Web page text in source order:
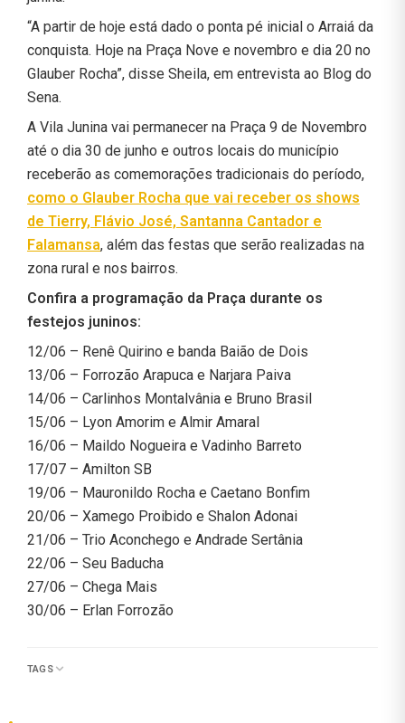
“A partir de hoje está dado o ponta pé inicial o Arraiá da
conquista. Hoje na Praça Nove e novembro e dia 20 no
Glauber Rocha”, disse Sheila, em entrevista ao Blog do
Sena.
A Vila Junina vai permanecer na Praça 9 de Novembro
até o dia 30 de junho e outros locais do município
receberão as comemorações tradicionais do período,
como o Glauber Rocha que vai receber os shows
de Tierry, Flávio José, Santanna Cantador e
Falamansa, além das festas que serão realizadas na
zona rural e nos bairros.
Confira a programação da Praça durante os
festejos juninos:
12/06 – Renê Quirino e banda Baião de Dois
13/06 – Forrozão Arapuca e Narjara Paiva
14/06 – Carlinhos Montalvânia e Bruno Brasil
15/06 – Lyon Amorim e Almir Amaral
16/06 – Maildo Nogueira e Vadinho Barreto
17/07 – Amilton SB
19/06 – Mauronildo Rocha e Caetano Bonfim
20/06 – Xamego Proibido e Shalon Adonai
21/06 – Trio Aconchego e Andrade Sertânia
22/06 – Seu Baducha
27/06 – Chega Mais
30/06 – Erlan Forrozão
TAGS